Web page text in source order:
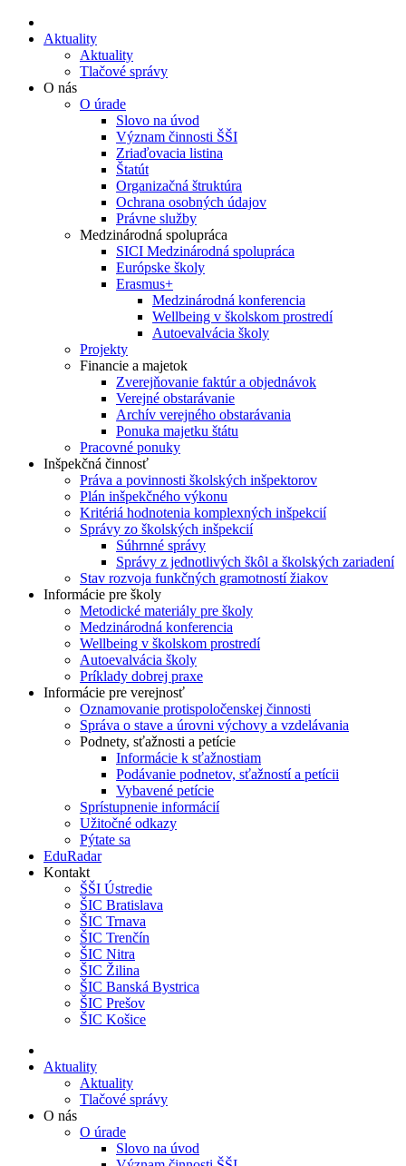
Aktuality
Aktuality
Tlačové správy
O nás
O úrade
Slovo na úvod
Význam činnosti ŠŠI
Zriaďovacia listina
Štatút
Organizačná štruktúra
Ochrana osobných údajov
Právne služby
Medzinárodná spolupráca
SICI Medzinárodná spolupráca
Európske školy
Erasmus+
Medzinárodná konferencia
Wellbeing v školskom prostredí
Autoevalvácia školy
Projekty
Financie a majetok
Zverejňovanie faktúr a objednávok
Verejné obstarávanie
Archív verejného obstarávania
Ponuka majetku štátu
Pracovné ponuky
Inšpekčná činnosť
Práva a povinnosti školských inšpektorov
Plán inšpekčného výkonu
Kritériá hodnotenia komplexných inšpekcií
Správy zo školských inšpekcií
Súhrnné správy
Správy z jednotlivých škôl a školských zariadení
Stav rozvoja funkčných gramotností žiakov
Informácie pre školy
Metodické materiály pre školy
Medzinárodná konferencia
Wellbeing v školskom prostredí
Autoevalvácia školy
Príklady dobrej praxe
Informácie pre verejnosť
Oznamovanie protispoločenskej činnosti
Správa o stave a úrovni výchovy a vzdelávania
Podnety, sťažnosti a petície
Informácie k sťažnostiam
Podávanie podnetov, sťažností a petícii
Vybavené petície
Sprístupnenie informácií
Užitočné odkazy
Pýtate sa
EduRadar
Kontakt
ŠŠI Ústredie
ŠIC Bratislava
ŠIC Trnava
ŠIC Trenčín
ŠIC Nitra
ŠIC Žilina
ŠIC Banská Bystrica
ŠIC Prešov
ŠIC Košice
Aktuality
Aktuality
Tlačové správy
O nás
O úrade
Slovo na úvod